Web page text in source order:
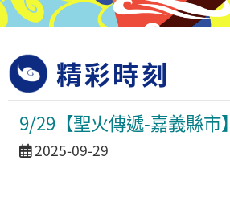
精彩時刻
9/29【聖火傳遞-嘉義縣市】
活動日期
2025-09-29